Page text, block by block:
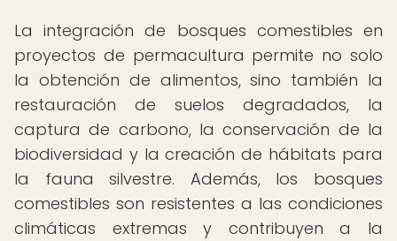
La integración de bosques comestibles en
proyectos de permacultura permite no solo
la obtención de alimentos, sino también la
restauración de suelos degradados, la
captura de carbono, la conservación de la
biodiversidad y la creación de hábitats para
la fauna silvestre. Además, los bosques
comestibles son resistentes a las condiciones
climáticas extremas y contribuyen a la